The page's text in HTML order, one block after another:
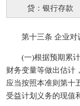
贷：银行存款
第十三条 企业对设
(一)根据预期累计
财务变量等做出估计
应当按照本准则第十
受益计划义务的现值